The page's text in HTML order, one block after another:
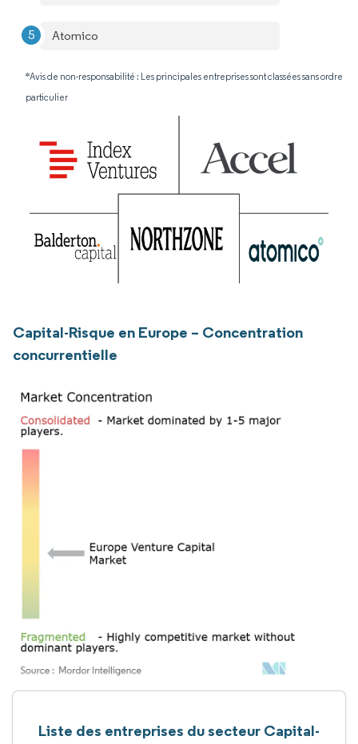
Atomico
*Avis de non-responsabilité : Les principales entreprises sont classées sans ordre
particulier
Capital-Risque en Europe – Concentration
concurrentielle
Liste des entreprises du secteur Capital-